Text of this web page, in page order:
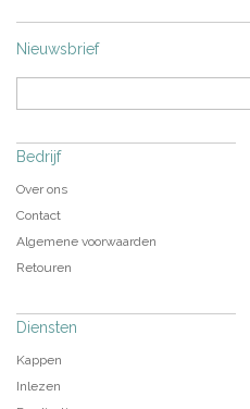
Nieuwsbrief
Bedrijf
Over ons
Contact
Algemene voorwaarden
Retouren
Diensten
Kappen
Inlezen